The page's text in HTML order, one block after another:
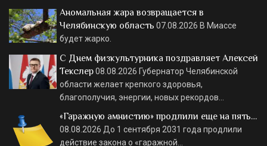
Аномальная жара возвращается в
Челябинскую область 07.08.2026 В Миассе
будет жарко.
С Днем физкультурника поздравляет Алексей
Текслер08.08.2026 Губернатор Челябинской
области желает крепкого здоровья,
благополучия, энергии, новых рекордов…
«Гаражную амнистию» продлили еще на пять…
08.08.2026 До 1 сентября 2031 года продлили
действие закона о «гаражной…